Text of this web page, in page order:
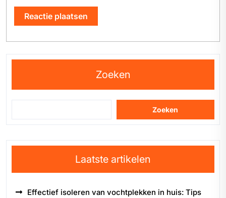
Zoeken
Zoeken
Laatste artikelen
Effectief isoleren van vochtplekken in huis: Tips